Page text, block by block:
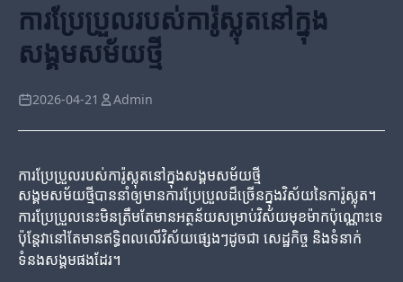
ការប្រែប្រួលរបស់ការ៉ូស្លុតនៅក្នុង
សង្គមសម័យថ្មី
2026-04-21 Admin
ការប្រែប្រួលរបស់ការ៉ូស្លុតនៅក្នុងសង្គមសម័យថ្មី
សង្គមសម័យថ្មីបាននាំឲ្យមានការប្រែប្រួលដ៏ច្រើនក្នុងវិស័យនៃការ៉ូស្លុត។
ការប្រែប្រួលនេះមិនត្រឹមតែមានអត្ថន័យសម្រាប់វិស័យមុខម៉ាកប៉ុណ្ណោះទេ
ប៉ុន្តែវានៅតែមានឥទ្ធិពលលើវិស័យផ្សេងៗដូចជា សេដ្ឋកិច្ច និងទំនាក់
ទំនងសង្គមផងដែរ។